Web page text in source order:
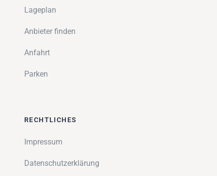
Lageplan
Anbieter finden
Anfahrt
Parken
RECHTLICHES
Impressum
Datenschutzerklärung